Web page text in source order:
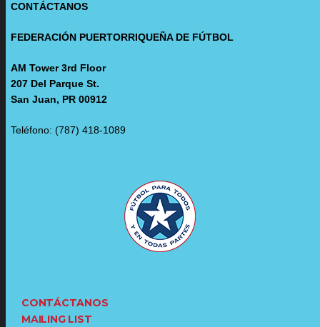
CONTÁCTANOS
FEDERACIÓN PUERTORRIQUEÑA DE FÚTBOL
AM Tower 3rd Floor
207 Del Parque St.
San Juan, PR 00912
Teléfono: (787) 418-1089
CONTÁCTANOS
MAILING LIST